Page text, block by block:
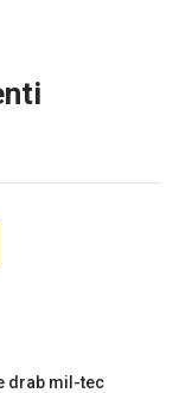
drab mil-tec